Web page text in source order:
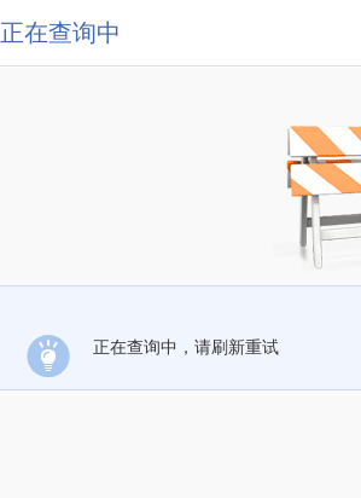
正在查询中
正在查询中，请刷新重试